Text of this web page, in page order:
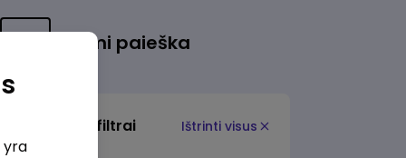
Išsami paieška
Papildomi filtrai Ištrinti visus
yra